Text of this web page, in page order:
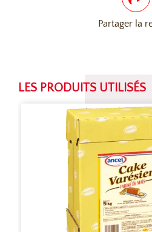
Partager la
LES PRODUITS UTILISÉS